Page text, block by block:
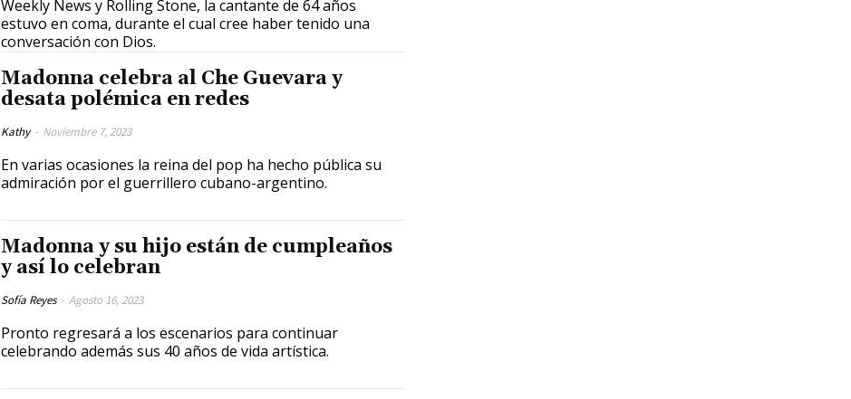
Weekly News y Rolling Stone, la cantante de 64 años
estuvo en coma, durante el cual cree haber tenido una
conversación con Dios.
Madonna celebra al Che Guevara y
desata polémica en redes
Kathy - Noviembre 7, 2023
En varias ocasiones la reina del pop ha hecho pública su
admiración por el guerrillero cubano-argentino.
Madonna y su hijo están de cumpleaños
y así lo celebran
Sofía Reyes - Agosto 16, 2023
Pronto regresará a los escenarios para continuar
celebrando además sus 40 años de vida artística.